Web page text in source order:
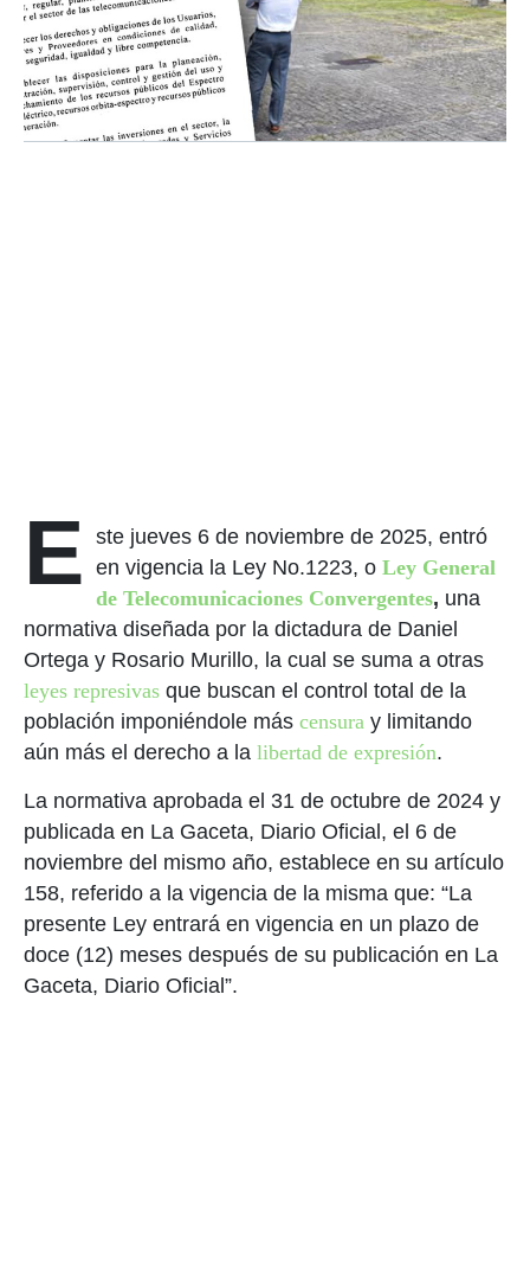
E ste jueves 6 de noviembre de 2025, entró
en vigencia la Ley No.1223, o Ley General
de Telecomunicaciones Convergentes, una
normativa diseñada por la dictadura de Daniel
Ortega y Rosario Murillo, la cual se suma a otras
leyes represivas que buscan el control total de la
población imponiéndole más censura y limitando
aún más el derecho a la libertad de expresión.
La normativa aprobada el 31 de octubre de 2024 y
publicada en La Gaceta, Diario Oficial, el 6 de
noviembre del mismo año, establece en su artículo
158, referido a la vigencia de la misma que: “La
presente Ley entrará en vigencia en un plazo de
doce (12) meses después de su publicación en La
Gaceta, Diario Oficial”.